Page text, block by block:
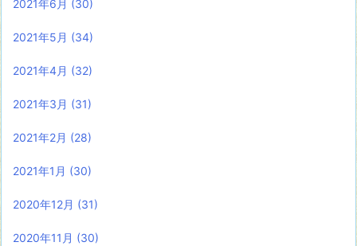
2021年6月 (30)
2021年5月 (34)
2021年4月 (32)
2021年3月 (31)
2021年2月 (28)
2021年1月 (30)
2020年12月 (31)
2020年11月 (30)